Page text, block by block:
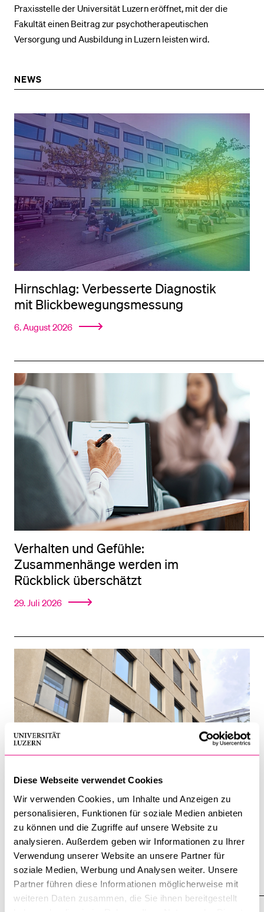
Diese Webseite verwendet Cookies
Wir verwenden Cookies, um Inhalte und Anzeigen zu
personalisieren, Funktionen für soziale Medien anbieten
zu können und die Zugriffe auf unsere Website zu
analysieren. Außerdem geben wir Informationen zu Ihrer
Verwendung unserer Website an unsere Partner für
soziale Medien, Werbung und Analysen weiter. Unsere
Partner führen diese Informationen möglicherweise mit
weiteren Daten zusammen, die Sie ihnen bereitgestellt
Praxisstelle der Universität Luzern eröffnet, mit der die
Fakultät einen Beitrag zur psychotherapeutischen
Versorgung und Ausbildung in Luzern leisten wird.
NEWS
Hirnschlag: Verbesserte Diagnostik
mit Blick­bewegungs­messung
6. August 2026
Verhalten und Gefühle:
Zusammenhänge werden im
Rückblick überschätzt
29. Juli 2026
Psychotherapeutische Praxisstelle:
Betrieb ab Mitte August
7. Juli 2026